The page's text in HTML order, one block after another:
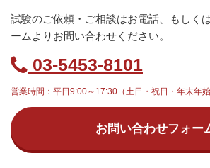
試験のご依頼・ご相談はお電話、もしく
ームよりお問い合わせください。
03-5453-8101
営業時間：平日9:00～17:30（土日・祝日・年末年始
お問い合わせフォー